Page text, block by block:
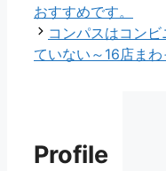
おすすめです。
コンパスはコン
ていない～16店まわ
Profile